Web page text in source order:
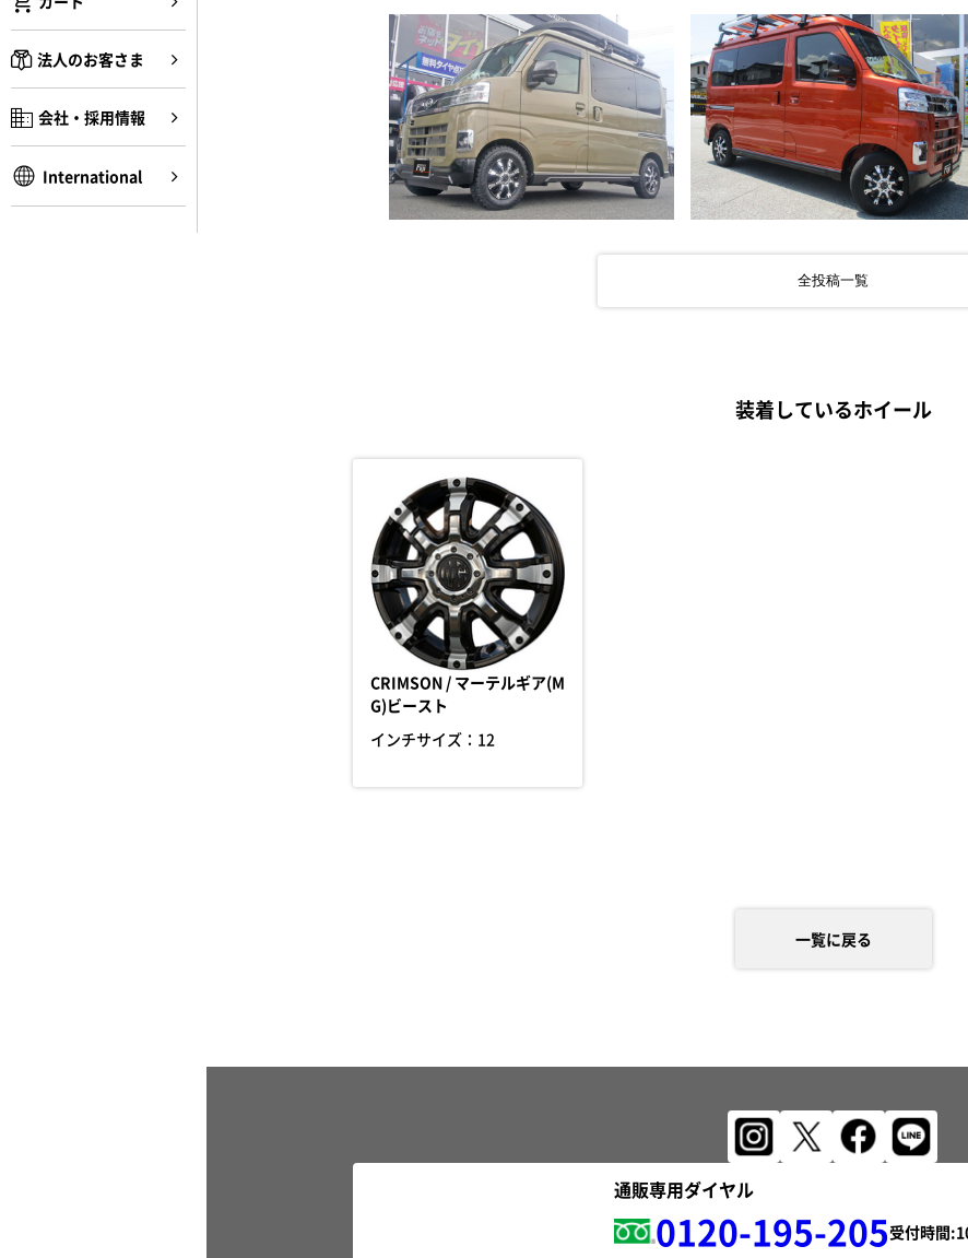
法人のお客さま
会社・採用情報
International
全投稿一覧
装着しているホイール
CRIMSON / マーテルギア(M
G)ビースト
インチサイズ： 12
一覧に戻る
通販専用ダイヤル
0120-195-205受付時間: